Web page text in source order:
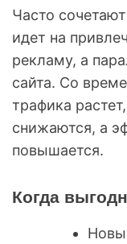
Часто
идет на
рекламу, а
сайта. Со
трафика
снижаются, а
повышается.
Когда